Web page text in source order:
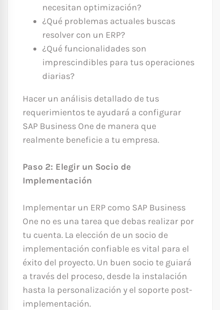
necesitan optimización?
¿Qué problemas actuales buscas
resolver con un ERP?
¿Qué funcionalidades son
imprescindibles para tus operaciones
diarias?
Hacer un análisis detallado de tus
requerimientos te ayudará a configurar
SAP Business One de manera que
realmente beneficie a tu empresa.
Paso 2: Elegir un Socio de
Implementación
Implementar un ERP como SAP Business
One no es una tarea que debas realizar por
tu cuenta. La elección de un socio de
implementación confiable es vital para el
éxito del proyecto. Un buen socio te guiará
a través del proceso, desde la instalación
hasta la personalización y el soporte post-
implementación.